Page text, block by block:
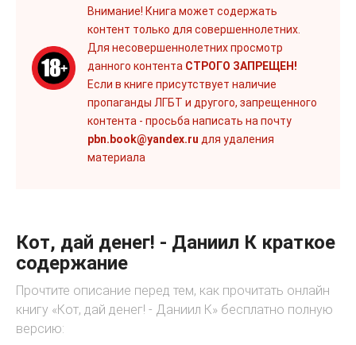
Внимание! Книга может содержать
контент только для совершеннолетних.
Для несовершеннолетних просмотр
данного контента СТРОГО ЗАПРЕЩЕН!
Если в книге присутствует наличие
пропаганды ЛГБТ и другого, запрещенного
контента - просьба написать на почту
pbn.book@yandex.ru для удаления
материала
Кот, дай денег! - Даниил К краткое
содержание
Прочтите описание перед тем, как прочитать онлайн
книгу «Кот, дай денег! - Даниил К» бесплатно полную
версию: